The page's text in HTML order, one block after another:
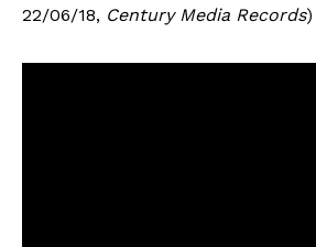
22/06/18, Century Media Records)